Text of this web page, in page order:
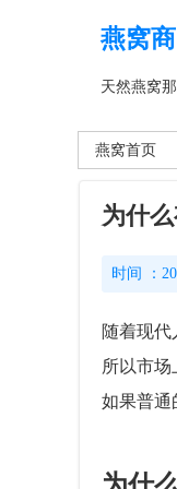
燕窝
天然燕窝
燕窝首页
为什
时间 ：
随着现
所以市场
如果普通